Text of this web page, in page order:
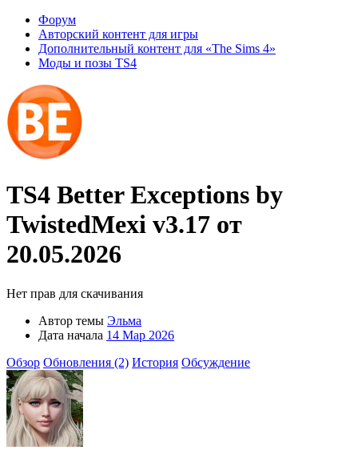
Форум
Авторский контент для игры
Дополнительный контент для «The Sims 4»
Моды и позы TS4
TS4 Better Exceptions by
TwistedMexi v3.17 от
20.05.2026
Нет прав для скачивания
Автор темы Эльма
Дата начала 14 Мар 2026
Обзор Обновления (2) История Обсуждение